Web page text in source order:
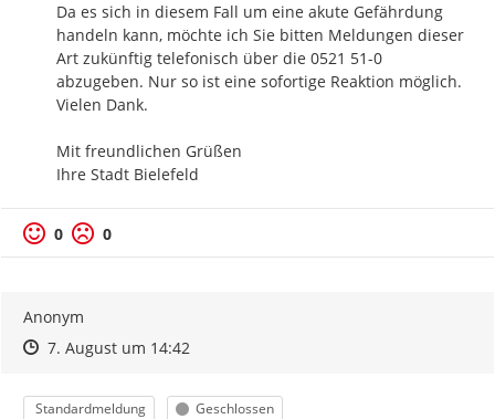
Da es sich in diesem Fall um eine akute Gefährdung
handeln kann, möchte ich Sie bitten Meldungen dieser
Art zukünftig telefonisch über die 0521 51-0
abzugeben. Nur so ist eine sofortige Reaktion möglich.
Vielen Dank.
Mit freundlichen Grüßen
Ihre Stadt Bielefeld
0 0
Anonym
Zeitpunkt des Erstellens
Zeitpunkt des Erstellens
7. August um 14:42Zur Äußerung
Kategorie
Standardmeldung Status
Geschlossen